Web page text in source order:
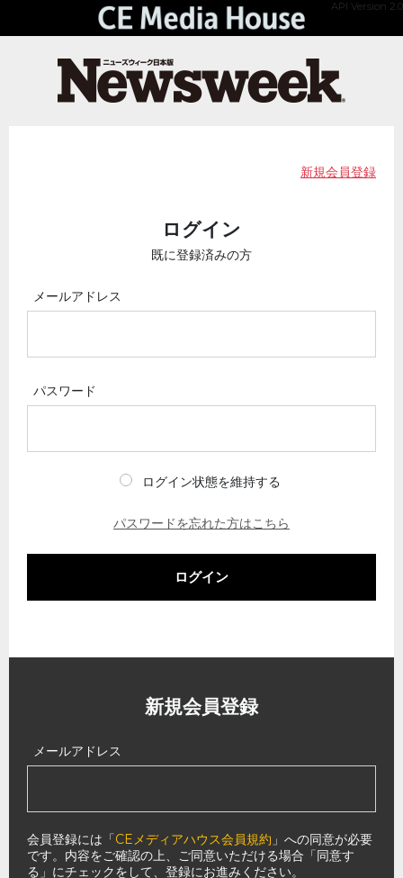
API Version 2.0
新規会員登録
ログイン
既に登録済みの方
メールアドレス
パスワード
ログイン状態を維持する
パスワードを忘れた方はこちら
ログイン
新規会員登録
メールアドレス
会員登録には「CEメディアハウス会員規約 」への同意が必要
です。内容をご確認の上、ご同意いただける場合「同意す
る」にチェックをして、登録にお進みください。